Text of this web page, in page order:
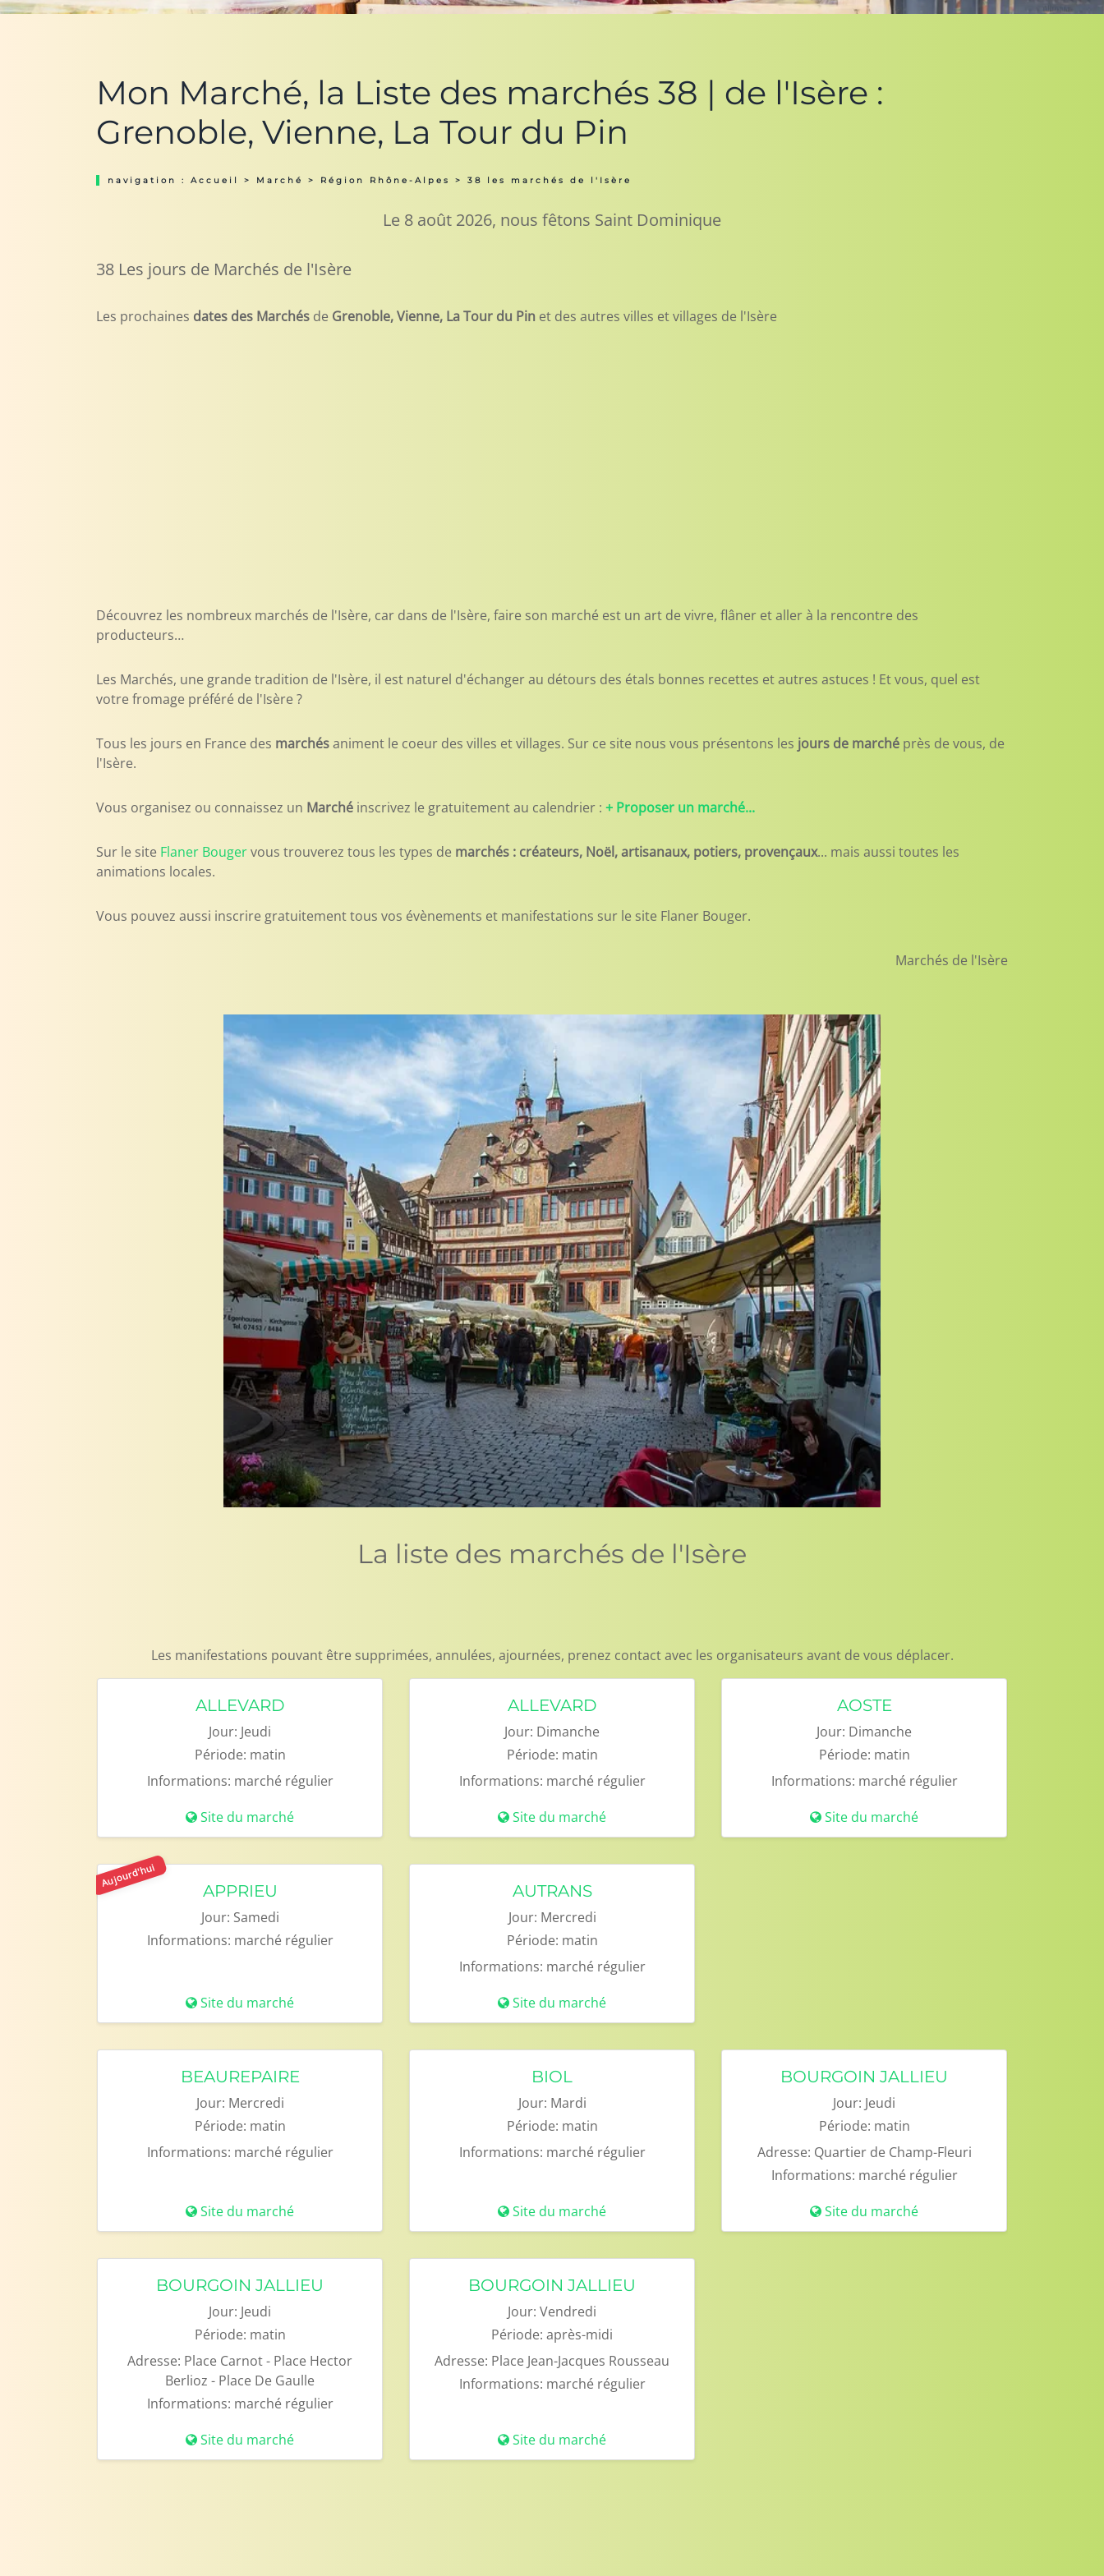
Mon Marché, la Liste des marchés 38 | de l'Isère :
Grenoble, Vienne, La Tour du Pin
navigation : Accueil > Marché > Région Rhône-Alpes > 38 les marchés de l'Isère
Le 8 août 2026, nous fêtons Saint Dominique
38 Les jours de Marchés de l'Isère
Les prochaines dates des Marchés de Grenoble, Vienne, La Tour du Pin et des autres villes et villages de l'Isère
Découvrez les nombreux marchés de l'Isère, car dans de l'Isère, faire son marché est un art de vivre, flâner et aller à la rencontre des
producteurs…
Les Marchés, une grande tradition de l'Isère, il est naturel d'échanger au détours des étals bonnes recettes et autres astuces ! Et vous, quel est
votre fromage préféré de l'Isère ?
Tous les jours en France des marchésaniment le coeur des villes et villages. Sur ce site nous vous présentons les jours de marché près de vous, de
l'Isère.
Vous organisez ou connaissez un Marché inscrivez le gratuitement au calendrier : + Proposer un marché...
Sur le site Flaner Bougervous trouverez tous les types de marchés : créateurs, Noël, artisanaux, potiers, provençaux... mais aussi toutes les
animations locales.
Vous pouvez aussi inscrire gratuitement tous vos évènements et manifestations sur le site Flaner Bouger.
Marchés de l'Isère
La liste des marchés de l'Isère
Les manifestations pouvant être supprimées, annulées, ajournées, prenez contact avec les organisateurs avant de vous déplacer.
ALLEVARD
Jour: Jeudi
Période: matin
Informations: marché régulier
Site du marché
ALLEVARD
Jour: Dimanche
Période: matin
Informations: marché régulier
Site du marché
AOSTE
Jour: Dimanche
Période: matin
Informations: marché régulier
Site du marché
Aujourd'hui
APPRIEU
Jour: Samedi
Informations: marché régulier
Site du marché
AUTRANS
Jour: Mercredi
Période: matin
Informations: marché régulier
Site du marché
BEAUREPAIRE
Jour: Mercredi
Période: matin
Informations: marché régulier
Site du marché
BIOL
Jour: Mardi
Période: matin
Informations: marché régulier
Site du marché
BOURGOIN JALLIEU
Jour: Jeudi
Période: matin
Adresse: Quartier de Champ-Fleuri
Informations: marché régulier
Site du marché
BOURGOIN JALLIEU
Jour: Jeudi
Période: matin
Adresse: Place Carnot - Place Hector
Berlioz - Place De Gaulle
Informations: marché régulier
Site du marché
BOURGOIN JALLIEU
Jour: Vendredi
Période: après-midi
Adresse: Place Jean-Jacques Rousseau
Informations: marché régulier
Site du marché